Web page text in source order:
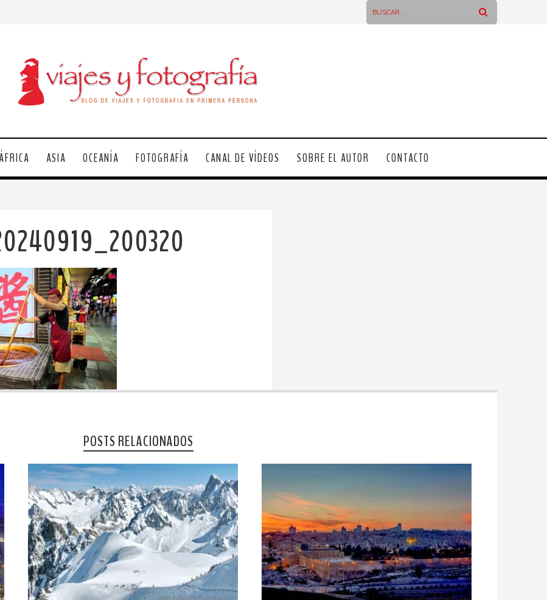
ÁFRICA ASIA OCEANÍA FOTOGRAFÍA CANAL DE VÍDEOS SOBRE EL AUTOR CONTACTO
POSTS RELACIONADOS